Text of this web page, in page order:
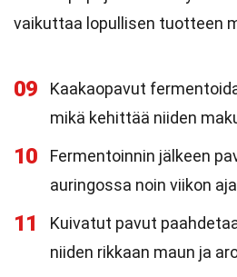
vaikuttaa lopullisen tuotteen
09
Kaakaopavut
mikä kehittää niiden
10
Fermentoinnin jälkeen
auringossa noin viikon
11
Kuivatut pavut
niiden rikkaan maun ja